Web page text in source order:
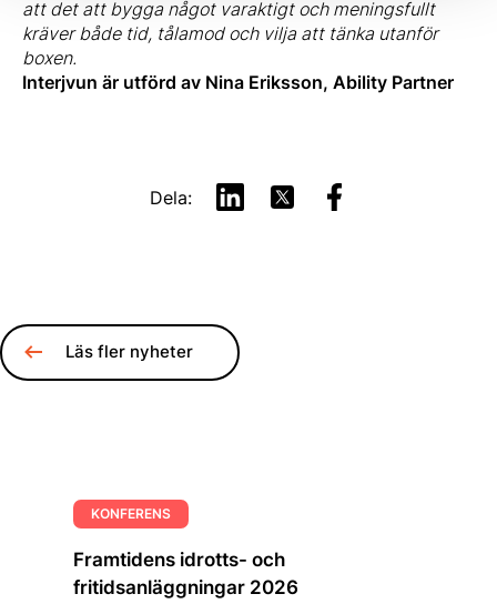
att det att bygga något varaktigt och meningsfullt
kräver både tid, tålamod och vilja att tänka utanför
boxen.
Interjvun är utförd av Nina Eriksson, Ability Partner
Dela:
Läs fler nyheter
KONFERENS
Framtidens idrotts- och
fritidsanläggningar 2026